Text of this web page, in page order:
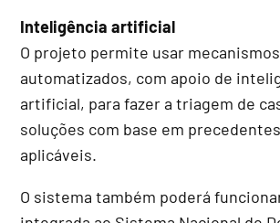
Inteligência artificial
O projeto permite usar mecanismos
automatizados, com apoio de
artificial, para fazer a triagem de
soluções com base em
aplicáveis.
O sistema também poderá